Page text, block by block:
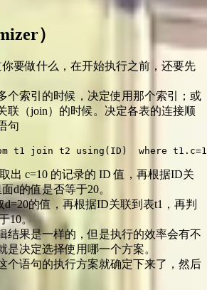
）
要做什么，在开始执行之前，还要先
个索引的时候，决定使用那个索引；或
联（join）的时候。决定各表的连接顺
句
t1 join t2 using(ID)  where
出 c=10 的记录的 ID 值，再根据ID关
d的值是否等于20。
的值，再根据ID关联到表t1，再判
10。
结果是一样的，但是执行的效率会有不
是决定选择使用哪一个方案。
个语句的执行方案就确定下来了，然后